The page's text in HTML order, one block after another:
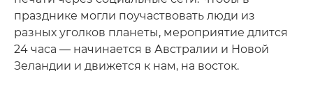
празднике могли поучаствовать люди из
разных уголков планеты, мероприятие длится
24 часа — начинается в Австралии и Новой
Зеландии и движется к нам, на восток.